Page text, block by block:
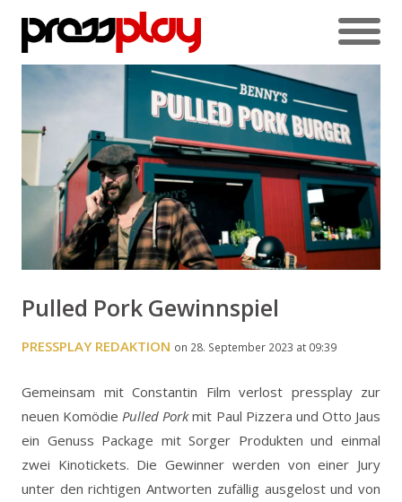
Pulled Pork Gewinnspiel
PRESSPLAY REDAKTION on 28. September 2023 at 09:39
Gemeinsam mit Constantin Film verlost pressplay zur
neuen Komödie Pulled Porkmit Paul Pizzera und Otto Jaus
ein Genuss Package mit Sorger Produkten und einmal
zwei Kinotickets. Die Gewinner werden von einer Jury
unter den richtigen Antworten zufällig ausgelost und von